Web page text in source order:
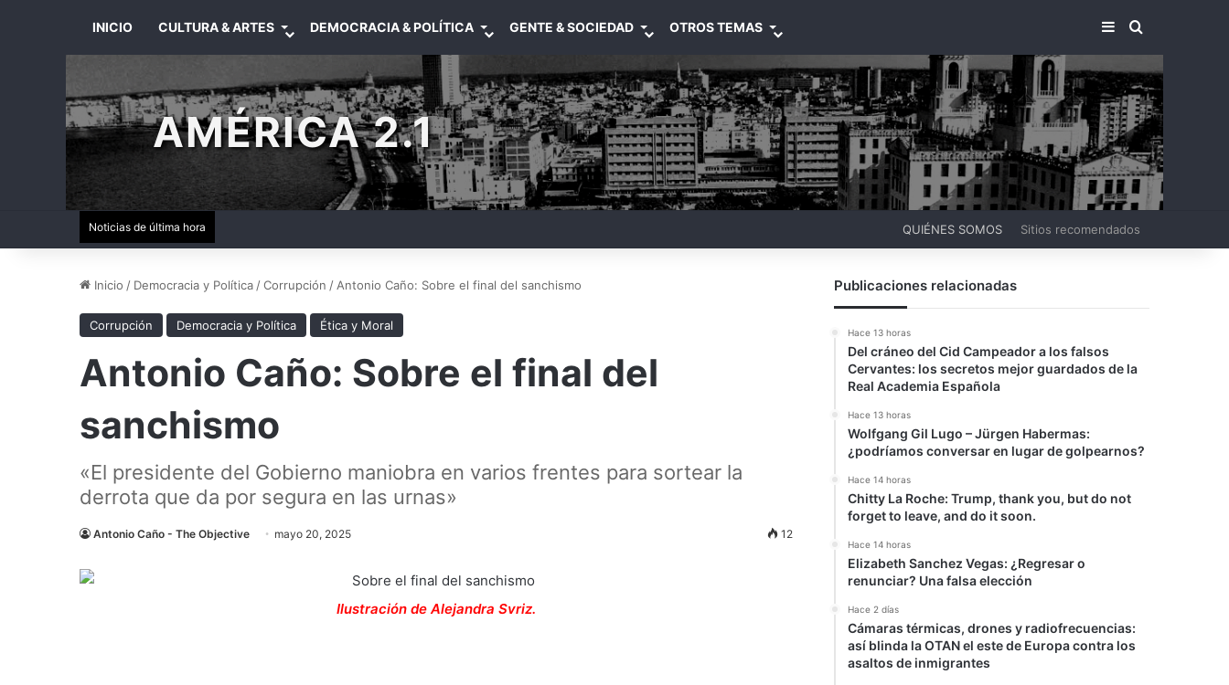
INICIO CULTURA & ARTES DEMOCRACIA & POLÍTICA GENTE & SOCIEDAD OTROS TEMAS BARRA LATERAL
BUSCAR
AMÉRICA 2.1
Noticias de última hora QUIÉNES SOMOS Sitios recomendados
Inicio / Democracia y Política /Corrupción / Antonio Caño: Sobre el final del sanchismo
Corrupción Democracia y Política Ética y Moral
Antonio Caño: Sobre el final del
sanchismo
«El presidente del Gobierno maniobra en varios frentes para sortear la
derrota que da por segura en las urnas»
Antonio Caño - The Objective mayo 20, 2025 12
Ilustración de Alejandra Svriz.
Publicaciones relacionadas
Hace 13 horas
Del cráneo del Cid Campeador a los falsos
Cervantes: los secretos mejor guardados de la
Real Academia Española
Hace 13 horas
Wolfgang Gil Lugo – Jürgen Habermas:
¿podríamos conversar en lugar de golpearnos?
Hace 14 horas
Chitty La Roche: Trump, thank you, but do not
forget to leave, and do it soon.
Hace 14 horas
Elizabeth Sanchez Vegas: ¿Regresar o
renunciar? Una falsa elección
Hace 2 días
Cámaras térmicas, drones y radiofrecuencias:
así blinda la OTAN el este de Europa contra los
asaltos de inmigrantes